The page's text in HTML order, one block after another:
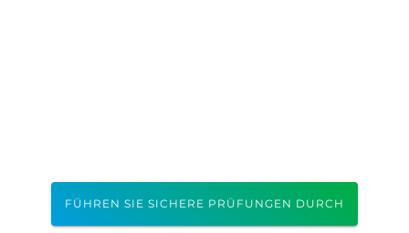
FÜHREN SIE SICHERE PRÜFUNGEN DURCH